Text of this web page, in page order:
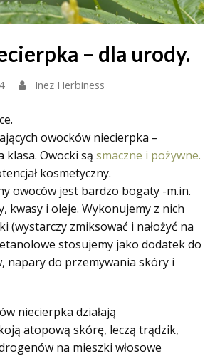
– dla urody.
Inez Herbiness
owocków niecierpka –
klasa. Owocki są smaczne i pożywne.
kosmetyczny.
owoców jest bardzo bogaty -m.in.
kwasy i oleje. Wykonujemy z nich
(wystarczy zmiksować i nałożyć na
stosujemy jako dodatek do
napary do przemywania skóry i
niecierpka działają
atopową skórę, leczą trądzik,
na mieszki włosowe